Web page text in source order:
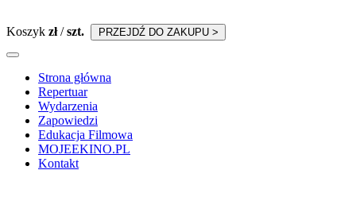
Koszyk zł/szt. PRZEJDŹ DO ZAKUPU >
Strona główna
Repertuar
Wydarzenia
Zapowiedzi
Edukacja Filmowa
MOJEEKINO.PL
Kontakt